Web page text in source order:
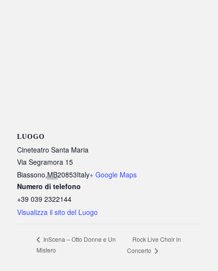
LUOGO
Cineteatro Santa Maria
Via Segramora 15
Biassono,MB20853Italy+ Google Maps
Numero di telefono
+39 039 2322144
Visualizza il sito del Luogo
InScena – Otto Donne e Un
Mistero
Rock Live Choir in
Concerto